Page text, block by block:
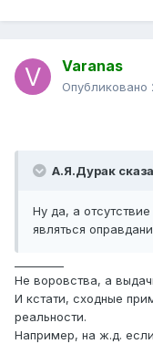
Varanas
Опубликовано
А.Я.Дурак
Ну да, а
являться
Не воровства, а
И кстати, сходные
реальности.
Например, на ж.д.